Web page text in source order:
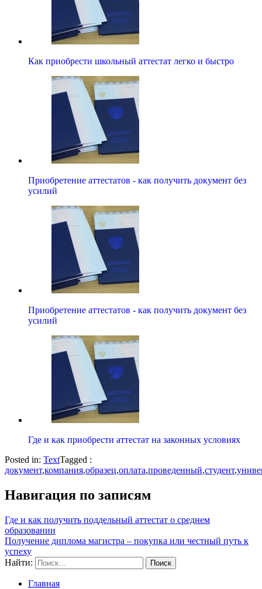
Как приобрести школьный аттестат легко и быстро
Приобретение аттестатов - как получить документ без
усилий
Приобретение аттестатов - как получить документ без
усилий
Где и как приобрести аттестат на законных условиях
Posted in: TextTagged :
документ,компания,образец,оплата,проведенный,студент,
Навигация по записям
Где и как получить поддельный аттестат о среднем
образовании
Получение диплома магистра – покупка или честный путь к
успеху
Найти:
Главная